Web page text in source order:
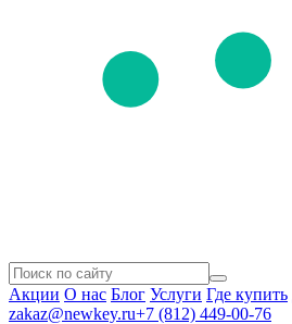
Акции О нас Блог Услуги Где купить
zakaz@newkey.ru+7 (812) 449-00-76